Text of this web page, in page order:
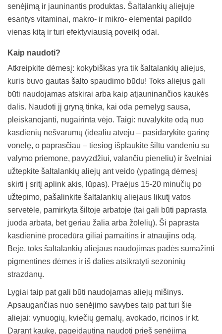
senėjimą ir jauninantis produktas. Šaltalankių aliejuje
esantys vitaminai, makro- ir mikro- elementai papildo
vienas kitą ir turi efektyviausią poveikį odai.
Kaip naudoti?
Atkreipkite dėmesį: kokybiškas yra tik šaltalankių aliejus,
kuris buvo gautas šalto spaudimo būdu! Toks aliejus gali
būti naudojamas atskirai arba kaip atjauninančios kaukės
dalis. Naudoti jį gryną tinka, kai oda pernelyg sausa,
pleiskanojanti, nugairinta vėjo. Taigi: nuvalykite odą nuo
kasdienių nešvarumų (idealiu atveju – pasidarykite garinę
vonelę, o paprasčiau – tiesiog išplaukite šiltu vandeniu su
valymo priemone, pavyzdžiui, valančiu pieneliu) ir švelniai
užtepkite šaltalankių aliejų ant veido (ypatingą dėmesį
skirti į sritį aplink akis, lūpas). Praėjus 15-20 minučių po
užtepimo, pašalinkite šaltalankių aliejaus likutį vatos
servetėle, pamirkyta šiltoje arbatoje (tai gali būti paprasta
juoda arbata, bet geriau žalia arba žolelių). Ši paprasta
kasdieninė procedūra giliai pamaitins ir atnaujins odą.
Beje, toks šaltalankių aliejaus naudojimas padės sumažinti
pigmentines dėmes ir iš dalies atsikratyti sezoninių
strazdanų.
Lygiai taip pat gali būti naudojamas aliejų mišinys.
Apsaugančias nuo senėjimo savybes taip pat turi šie
aliejai: vynuogių, kviečių gemalų, avokado, ricinos ir kt.
Darant kaukę, pageidautina naudoti prieš senėjimą